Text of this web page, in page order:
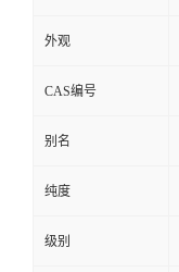
外观
CAS编号
别名
纯度
级别